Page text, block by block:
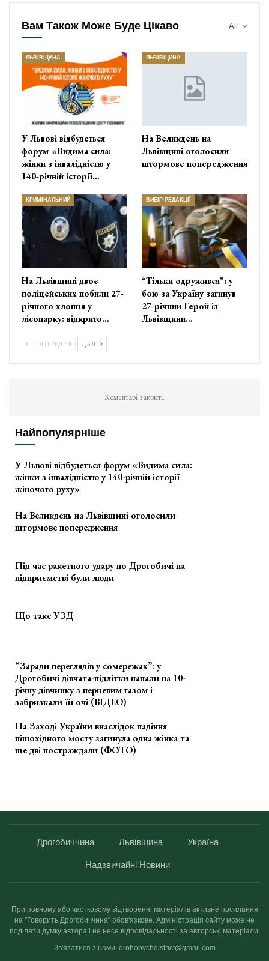
All
Вам Також Може Буде Цікаво
ЛЬВІВЩИНА
У Львові відбудеться
форум «Видима сила:
жінки з інвалідністю у
140-річній історії…
ЛЬВІВЩИНА
На Великдень на
Львівщині оголосили
штормове попередження
КРИМІНАЛЬНИЙ
На Львівщині двоє
поліцейських побили 27-
річного хлопця у
лісопарку: відкрито…
ВИБІР РЕДАКЦІЇ
“Тільки одружився”: у
бою за Україну загинув
27-річний Герой із
Львівщини…
ПОПЕРЕДНЯ ДАЛІ
Коментарі закриті.
Найпопулярніше
У Львові відбудеться форум «Видима сила:
жінки з інвалідністю у 140-річній історії
жіночого руху»
На Великдень на Львівщині оголосили
штормове попередження
Під час ракетного удару по Дрогобичі на
підприємстві були люди
Що таке УЗД
“Заради переглядів у сомережах”: у
Дрогобичі дівчата-підлітки напали на 10-
річну дівчинку з перцевим газом і
забризкали їй очі (ВІДЕО)
На Заході України внаслідок падіння
пішохідного мосту загинула одна жінка та
ще дві постраждали (ФОТО)
Дрогобиччина Львівщина Україна
Надзвичайні Новини
При повному або частковому відтворенні матеріалів активне посилання
на "Говорить Дрогобиччина" обов'язкове. Адміністрація сайту може не
поділяти думку автора і не несе відповідальності за авторські матеріали.
Зв'язатися з нами: drohobychdistrict@gmail.com